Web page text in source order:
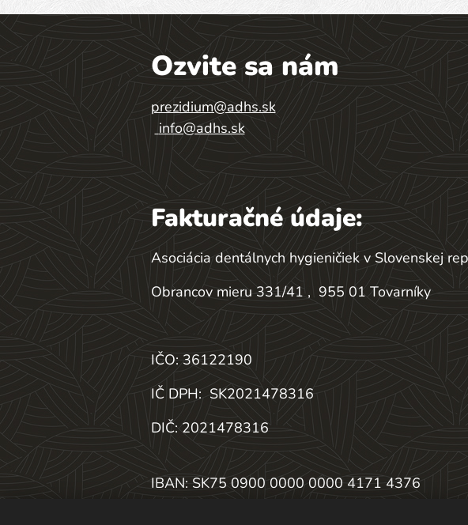
Ozvite sa nám
prezidium@adhs.sk
info@adhs.sk
Fakturačné údaje:
Asociácia dentálnych hygieničiek v Slovenskej
Obrancov mieru 331/41 , 955 01 Tovarníky
IČO: 36122190
IČ DPH: SK2021478316
DIČ: 2021478316
IBAN: SK75 0900 0000 0000 4171 4376